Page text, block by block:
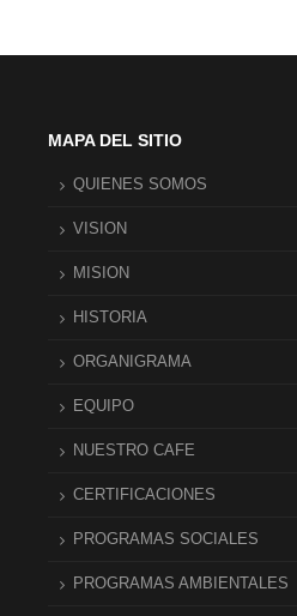
MAPA DEL SITIO
QUIENES SOMOS
VISION
MISION
HISTORIA
ORGANIGRAMA
EQUIPO
NUESTRO CAFE
CERTIFICACIONES
PROGRAMAS SOCIALES
PROGRAMAS AMBIENTALES